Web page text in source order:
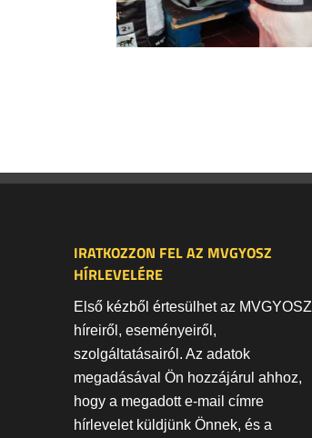
IRATKOZZON FEL AZ MVGYOSZ
HÍRLEVELÉRE
Első kézből értesülhet az MVGYOSZ
híreiről, eseményeiről,
szolgáltatásairól. Az adatok
megadásával Ön hozzájárul ahhoz,
hogy a megadott e-mail címre
hírlevelet küldjünk Önnek, és a